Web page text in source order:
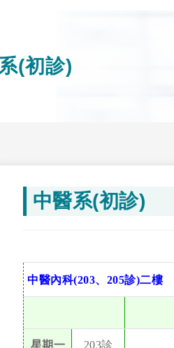
(初診)
中醫系(初診)
中醫內科(203、205診)二樓
星期一 203診